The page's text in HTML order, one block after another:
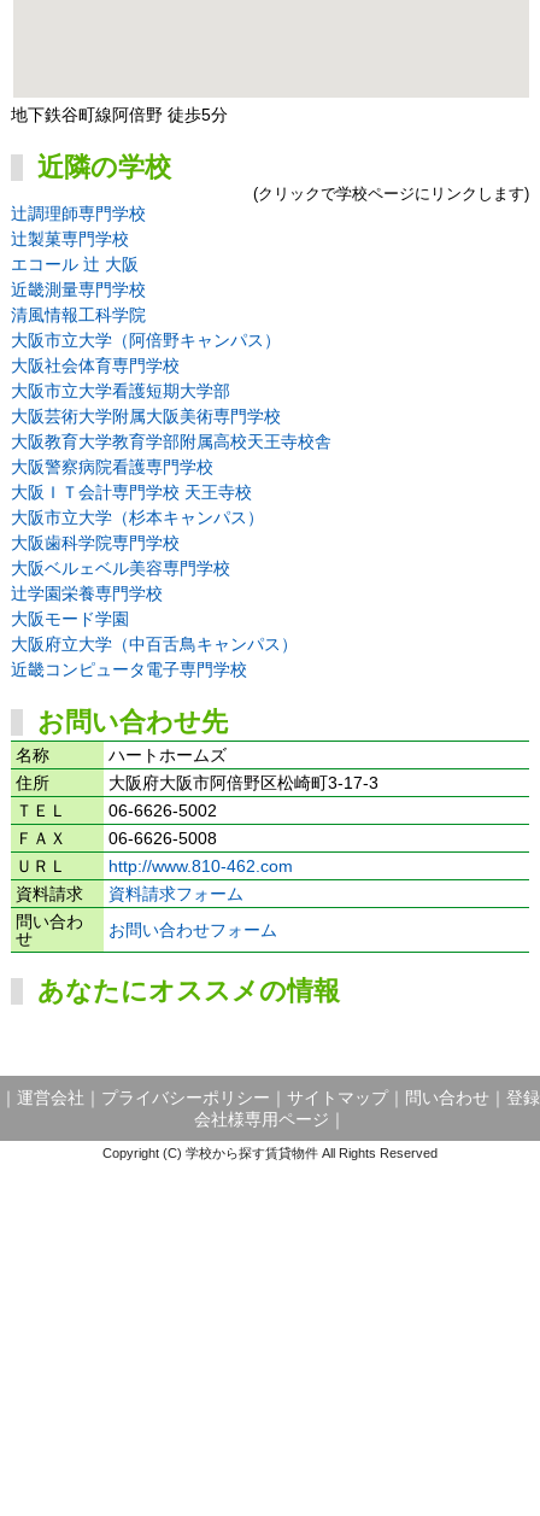
地下鉄谷町線阿倍野 徒歩5分
近隣の学校
(クリックで学校ページにリンクします)
辻調理師専門学校
辻製菓専門学校
エコール 辻 大阪
近畿測量専門学校
清風情報工科学院
大阪市立大学（阿倍野キャンパス）
大阪社会体育専門学校
大阪市立大学看護短期大学部
大阪芸術大学附属大阪美術専門学校
大阪教育大学教育学部附属高校天王寺校舎
大阪警察病院看護専門学校
大阪ＩＴ会計専門学校 天王寺校
大阪市立大学（杉本キャンパス）
大阪歯科学院専門学校
大阪ベルェベル美容専門学校
辻学園栄養専門学校
大阪モード学園
大阪府立大学（中百舌鳥キャンパス）
近畿コンピュータ電子専門学校
お問い合わせ先
名称
ハートホームズ
住所
大阪府大阪市阿倍野区松崎町3-17-3
ＴＥＬ
06-6626-5002
ＦＡＸ
06-6626-5008
ＵＲＬ
http://www.810-462.com
資料請求
資料請求フォーム
問い合わ
せ
お問い合わせフォーム
あなたにオススメの情報
運営会社 プライバシーポリシー サイトマップ｜ 問い合わせ
登録
会社様専用ページ
Copyright (C) 学校から探す賃貸物件 All Rights Reserved